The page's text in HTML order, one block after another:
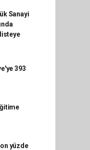
Sanayi
393
yüzde